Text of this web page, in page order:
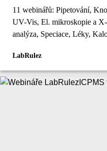
11 webinářů: Pipetování,
UV-Vis, El. mikroskopie a
analýza, Speciace, Léky,
LabRulez